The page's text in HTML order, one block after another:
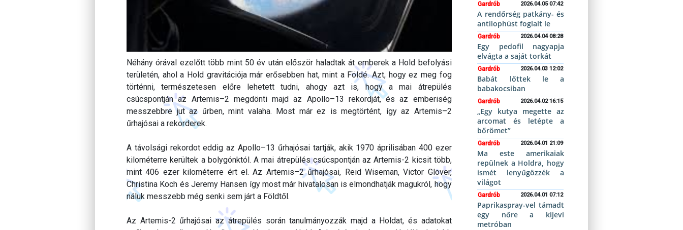
Néhány órával ezelőtt több mint 50 év után először haladtak át emberek a Hold befolyási
területén, ahol a Hold gravitációja már erősebben hat, mint a Földé. Azt, hogy ez meg fog
történni, természetesen előre lehetett tudni, ahogy azt is, hogy a mai átrepülés
csúcspontján az Artemis–2 megdönti majd az Apollo–13 rekordját, és az emberiség
messzebbre jut az űrben, mint valaha. Most már ez is megtörtént, így az Artemis–2
űrhajósai a rekorderek.
A távolsági rekordot eddig az Apollo–13 űrhajósai tartják, akik 1970 áprilisában 400 ezer
kilométerre kerültek a bolygónktól. A mai átrepülés csúcspontján az Artemis-2 kicsit több,
mint 406 ezer kilométerre ért el. Az Artemis–2 űrhajósai, Reid Wiseman, Victor Glover,
Christina Koch és Jeremy Hansen így most már hivatalosan is elmondhatják magukról, hogy
náluk messzebb még senki sem járt a Földtől.
Az Artemis-2 űrhajósai az átrepülés során tanulmányozzák majd a Holdat, és adatokat
Gardrób 2026.04.05 07:42
A rendőrség patkány- és
antilophúst foglalt le
Gardrób 2026.04.04 08:28
Egy pedofil nagyapja
elvágta a saját torkát
Gardrób 2026.04.03 12:02
Babát lőttek le a
babakocsiban
Gardrób 2026.04.02 16:15
„Egy kutya megette az
arcomat és letépte a
bőrömet”
Gardrób 2026.04.01 21:09
Ma este amerikaiak
repülnek a Holdra, hogy
ismét lenyűgözzék a
világot
Gardrób 2026.04.01 07:12
Paprikaspray-vel támadt
egy nőre a kijevi
metróban